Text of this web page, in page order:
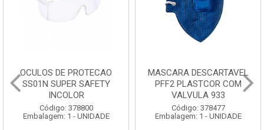
OCULOS DE PROTECAO
SS01N SUPER SAFETY
INCOLOR
Código: 378800
Embalagem: 1 - UNIDADE
MASCARA DESCARTAVEL
PFF2 PLASTCOR COM
VALVULA 933
Código: 378477
Embalagem: 1 - UNIDADE